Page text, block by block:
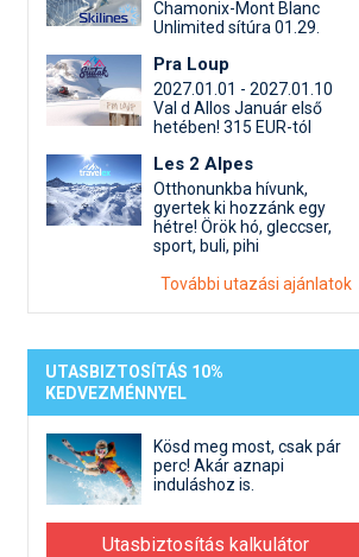
Termékkereső
Minden egyéb síeléshez kapcsolódó téma
A honlappal kapcsolatos kérdések és válaszok
Kötetlen beszélgetések
Chamonix-Mont Blanc
Unlimited sítúra 01.29.
Pra Loup
2027.01.01 - 2027.01.10
Val d Allos Január első
hetében! 315 EUR-tól
Les 2 Alpes
Otthonunkba hívunk,
gyertek ki hozzánk egy
hétre! Örök hó, gleccser,
sport, buli, pihi
További utazási ajánlatok
UTASBIZTOSÍTÁS 10%
KEDVEZMÉNNYEL
Kösd meg most, csak pár
perc! Akár aznapi
induláshoz is.
Utasbiztosítás kalkulátor